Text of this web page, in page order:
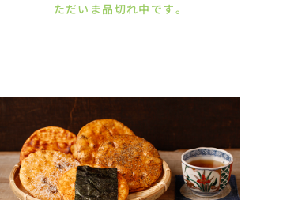
ただいま品切れ中です。